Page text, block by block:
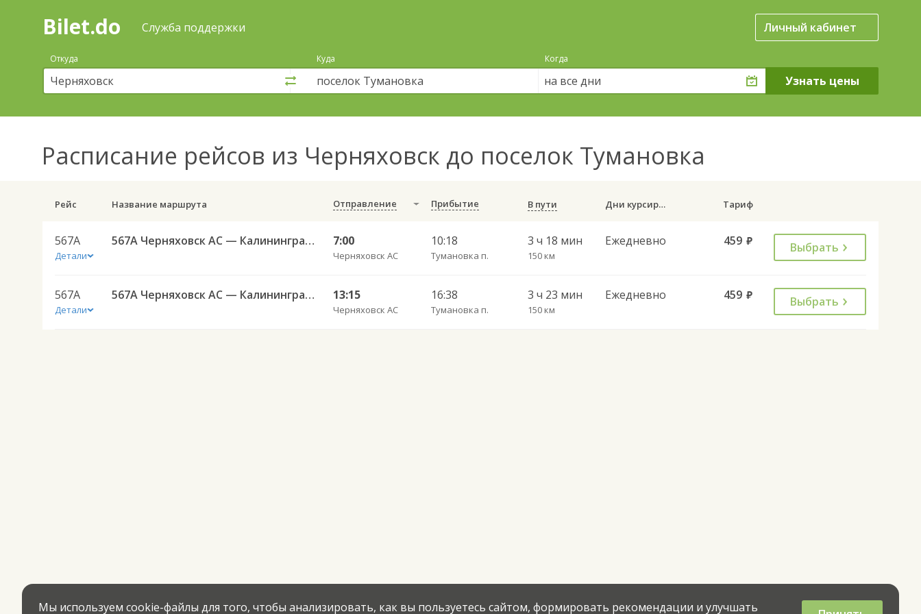
Поиск
покупка
билетов
автобус
онлайн
Bilet.do Служба поддержки Личный кабинет
Откуда Куда Когда
на все дни
Расписание рейсов из Черняховск до поселок Тумановка
Рейс Название маршрута Отправление Прибытие В пути Дни курсирования Тариф
567А
Детали
567А Черняховск АС — Калининград АВ ч/з Железнодорожный КДП, Правдинск КДП 7:00
Черняховск АС
10:18
Тумановка п.
3 ч 18 мин
150 км
Ежедневно 459 руб. Выбрать
567А
Детали
567А Черняховск АС — Калининград АВ ч/з Железнодорожный КДП, Правдинск КДП 13:15
Черняховск АС
16:38
Тумановка п.
3 ч 23 мин
150 км
Ежедневно 459 руб. Выбрать
Мы используем cookie-файлы для того, чтобы анализировать, как вы пользуетесь сайтом, формировать рекомендации и улучшать